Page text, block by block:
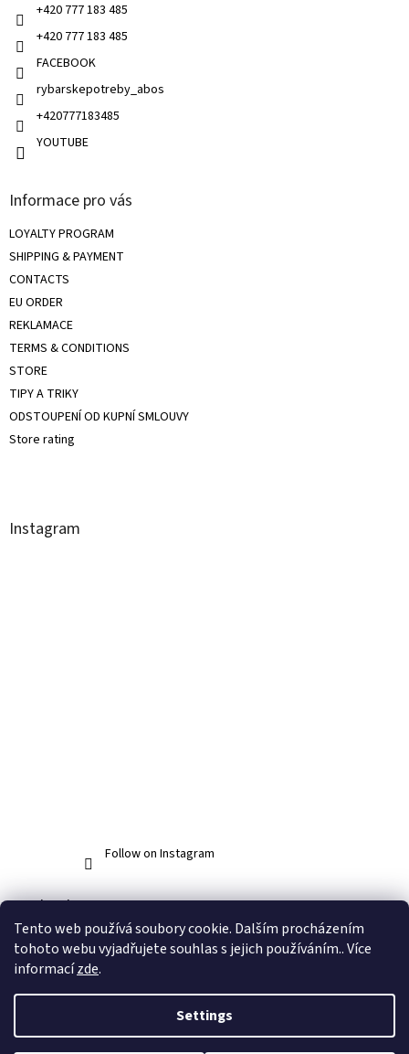
Tento web používá soubory cookie. Dalším procházením
tohoto webu vyjadřujete souhlas s jejich používáním.. Více
informacízde.
Settings
+420 777 183 485
+420 777 183 485
FACEBOOK
rybarskepotreby_abos
+420777183485
YOUTUBE
Informace pro vás
LOYALTY PROGRAM
SHIPPING & PAYMENT
CONTACTS
EU ORDER
REKLAMACE
TERMS & CONDITIONS
STORE
TIPY A TRIKY
ODSTOUPENÍ OD KUPNÍ SMLOUVY
Store rating
Instagram
Follow on Instagram
Facebook